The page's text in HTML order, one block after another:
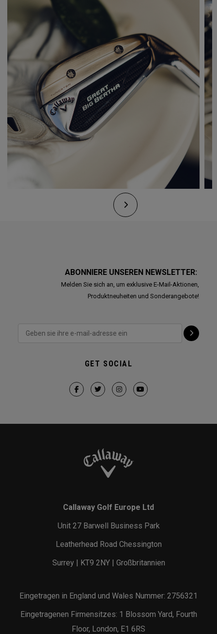
ABONNIERE UNSEREN NEWSLETTER:
Melden Sie sich an, um exklusive E-Mail-Aktionen,
Produktneuheiten und Sonderangebote!
GET SOCIAL
Callaway Golf Europe Ltd
Unit 27 Barwell Business Park
Leatherhead Road Chessington
Surrey | KT9 2NY | Großbritannien
Eingetragen in England und Wales Nummer: 2756321
Eingetragenen Firmensitzes: 1 Blossom Yard, Fourth
Floor, London, E1 6RS